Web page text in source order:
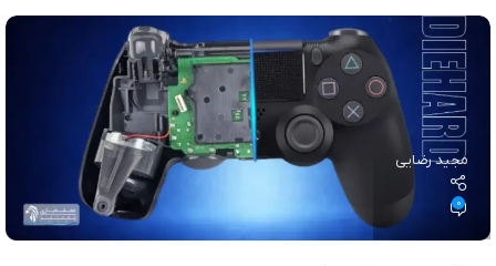
مجید رضایی
0